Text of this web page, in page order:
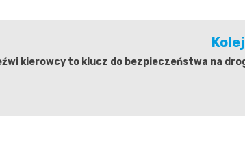
kierowcy to klucz do bezpieczeństwa na